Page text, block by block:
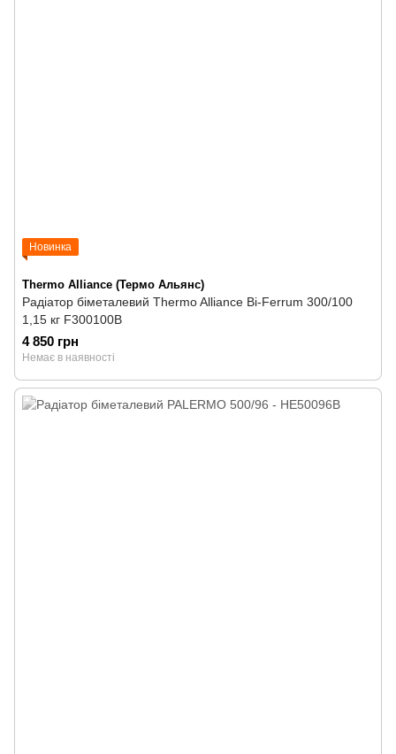
Новинка
Thermo Alliance (Термо Альянс)
Радіатор біметалевий Thermo Alliance Bi-Ferrum 300/100
1,15 кг F300100B
4 850 грн
Немає в наявності